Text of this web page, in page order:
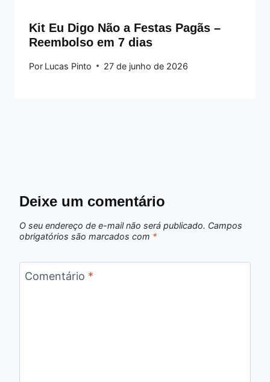
Kit Eu Digo Não a Festas Pagãs –
Reembolso em 7 dias
Por Lucas Pinto 27 de junho de 2026
Deixe um comentário
O seu endereço de e-mail não será publicado. Campos
obrigatórios são marcados com *
Comentário *